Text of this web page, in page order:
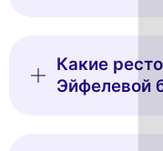
Какие
Эйфелевой